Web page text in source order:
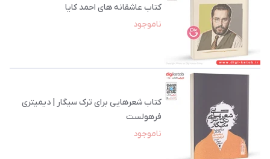
کتاب عاشقانه های احمد کایا
ناموجود
کتاب شعرهایی برای ترک سیگار | دیمیتری
فرهولست
ناموجود